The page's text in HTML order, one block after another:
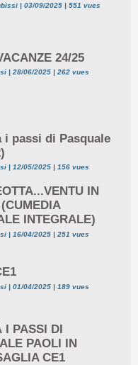
| 03/09/2025 | 551 vues
24/25
| 28/06/2025 | 262 vues
i passi di Pasquale
| 12/05/2025 | 156 vues
IN
INTEGRALE)
| 16/04/2025 | 251 vues
| 01/04/2025 | 189 vues
I PASSI DI
PAOLI IN
CE1